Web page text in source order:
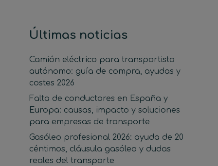
Últimas noticias
Camión eléctrico para transportista
autónomo: guía de compra, ayudas y
costes 2026
Falta de conductores en España y
Europa: causas, impacto y soluciones
para empresas de transporte
Gasóleo profesional 2026: ayuda de 20
céntimos, cláusula gasóleo y dudas
reales del transporte